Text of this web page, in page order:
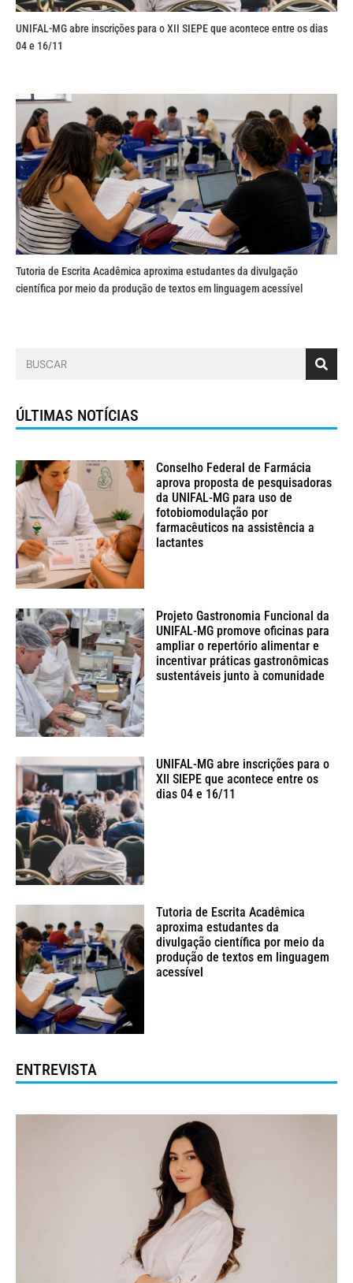
UNIFAL-MG abre inscrições para o XII SIEPE que acontece entre os dias
04 e 16/11
Tutoria de Escrita Acadêmica aproxima estudantes da divulgação
científica por meio da produção de textos em linguagem acessível
ÚLTIMAS NOTÍCIAS
Conselho Federal de Farmácia
aprova proposta de pesquisadoras
da UNIFAL-MG para uso de
fotobiomodulação por
farmacêuticos na assistência a
lactantes
Projeto Gastronomia Funcional da
UNIFAL-MG promove oficinas para
ampliar o repertório alimentar e
incentivar práticas gastronômicas
sustentáveis junto à comunidade
UNIFAL-MG abre inscrições para o
XII SIEPE que acontece entre os
dias 04 e 16/11
Tutoria de Escrita Acadêmica
aproxima estudantes da
divulgação científica por meio da
produção de textos em linguagem
acessível
ENTREVISTA